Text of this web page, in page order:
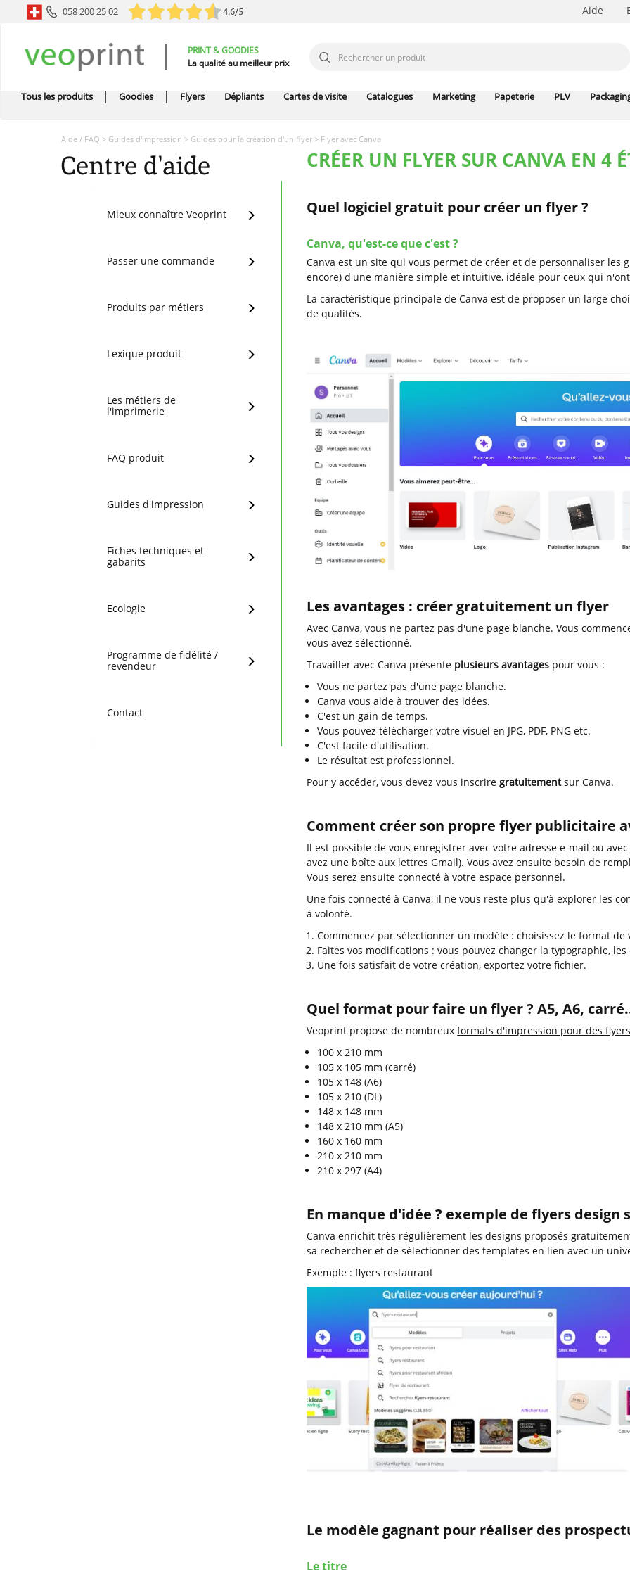
058 200 25 02 4.6/5 Aide
PRINT & GOODIES
La qualité au meilleur prix
Tous les produits Goodies Flyers Dépliants Cartes de visite Catalogues Marketing Papeterie PLV
Aide / FAQ > Guides d'impression > Guides pour la création d'un flyer > Flyer avec Canva
Centre d'aide
Mieux connaître Veoprint
Passer une commande
Produits par métiers
Lexique produit
Les métiers de
l'imprimerie
FAQ produit
Guides d'impression
Fiches techniques et
gabarits
Ecologie
Programme de fidélité /
revendeur
Contact
CRÉER UN FLYER SUR CANVA EN 4
Quel logiciel gratuit pour créer un flyer ?
Canva, qu'est-ce que c'est ?
Canva est un site qui vous permet de créer et de personnaliser les
encore) d'une manière simple et intuitive, idéale pour ceux qui
La caractéristique principale de Canva est de proposer un large
de qualités.
Les avantages : créer gratuitement un flyer
Avec Canva, vous ne partez pas d'une page blanche. Vous
vous avez sélectionné.
Travailler avec Canva présente plusieurs avantages pour vous :
Vous ne partez pas d'une page blanche.
Canva vous aide à trouver des idées.
C'est un gain de temps.
Vous pouvez télécharger votre visuel en JPG, PDF, PNG etc.
C'est facile d'utilisation.
Le résultat est professionnel.
Pour y accéder, vous devez vous inscriregratuitementsurCanva.
Comment créer son propre flyer publicitaire
Il est possible de vous enregistrer avec votre adresse e-mail ou
avez une boîte aux lettres Gmail). Vous avez ensuite besoin de
Vous serez ensuite connecté à votre espace personnel.
Une fois connecté à Canva, il ne vous reste plus qu'à explorer les
à volonté.
Commencez par sélectionner un modèle : choisissez le format de
Faites vos modifications : vous pouvez changer la typographie,
Une fois satisfait de votre création, exportez votre fichier.
Quel format pour faire un flyer ? A5, A6,
Veoprint propose de nombreuxformats d'impression pour des
100 x 210 mm
105 x 105 mm (carré)
105 x 148 (A6)
105 x 210 (DL)
148 x 148 mm
148 x 210 mm (A5)
160 x 160 mm
210 x 210 mm
210 x 297 (A4)
En manque d'idée ? exemple de flyers design
Canva enrichit très régulièrement les designs proposés
sa rechercher et de sélectionner des templates en lien avec un
Exemple : flyers restaurant
Le modèle gagnant pour réaliser des
Le titre